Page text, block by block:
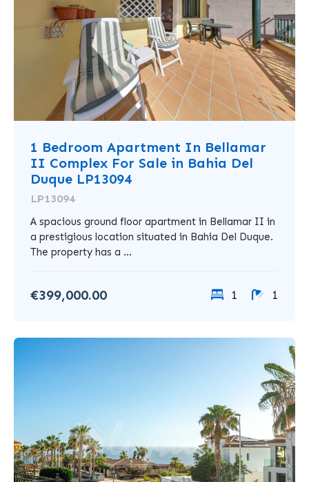
1 Bedroom Apartment In Bellamar
II Complex For Sale in Bahia Del
Duque LP13094
LP13094
A spacious ground floor apartment in Bellamar II in
a prestigious location situated in Bahia Del Duque.
The property has a ...
€399,000.00 1 1